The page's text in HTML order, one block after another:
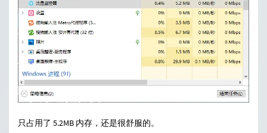
只占用了 5.2MB 内存，还是很舒服的。